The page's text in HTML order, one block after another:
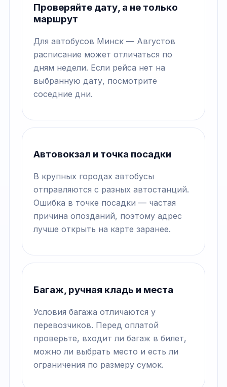
Проверяйте дату, а не только
маршрут
Для автобусов Минск — Августов
расписание может отличаться по
дням недели. Если рейса нет на
выбранную дату, посмотрите
соседние дни.
Автовокзал и точка посадки
В крупных городах автобусы
отправляются с разных автостанций.
Ошибка в точке посадки — частая
причина опозданий, поэтому адрес
лучше открыть на карте заранее.
Багаж, ручная кладь и места
Условия багажа отличаются у
перевозчиков. Перед оплатой
проверьте, входит ли багаж в билет,
можно ли выбрать место и есть ли
ограничения по размеру сумок.